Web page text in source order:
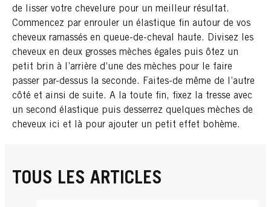
de lisser votre chevelure pour un meilleur résultat.
Commencez par enrouler un élastique fin autour de vos
cheveux ramassés en queue-de-cheval haute. Divisez les
cheveux en deux grosses mèches égales puis ôtez un
petit brin à l’arrière d’une des mèches pour le faire
passer par-dessus la seconde. Faites-de même de l’autre
côté et ainsi de suite. A la toute fin, fixez la tresse avec
un second élastique puis desserrez quelques mèches de
cheveux ici et là pour ajouter un petit effet bohème.
TOUS LES ARTICLES